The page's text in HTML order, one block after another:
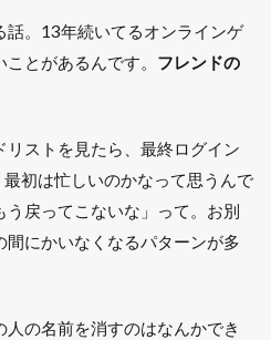
話。13年続いてるオンラインゲ
とがあるんです。 フレンドの
ストを見たら、最終ログイン
初は忙しいのかなって思うんで
戻ってこないな」って。お別
にかいなくなるパターンが多
の名前を消すのはなんかでき